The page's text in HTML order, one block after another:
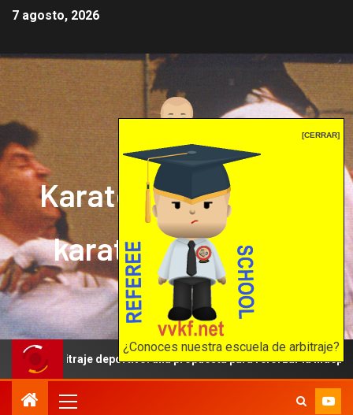
[CERRAR]
¿Conoces nuestra escuela de arbitraje?
7 agosto, 2026
Karate mrprepor: el
karate en internet
El karate en internet
deportivo: una propuesta para reforzar la independencia